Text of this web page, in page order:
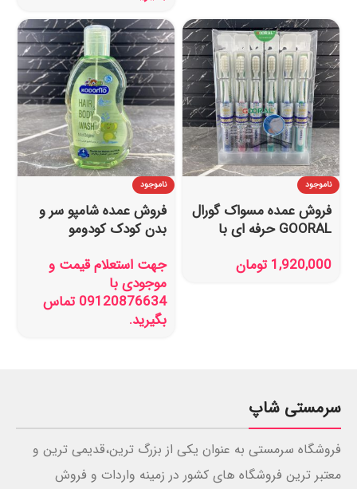
ناموجود
فروش عمده مسواک گورال
GOORAL حرفه ای با
1,920,000 تومان
ناموجود
فروش عمده شامپو سر و
بدن کودک کودومو
جهت استعلام قیمت و
موجودی با
09120876634 تماس
بگیرید.
سرمستی شاپ
فروشگاه سرمستی به عنوان یکی از بزرگ ترین،قدیمی ترین و
معتبر ترین فروشگاه های کشور در زمینه واردات و فروش